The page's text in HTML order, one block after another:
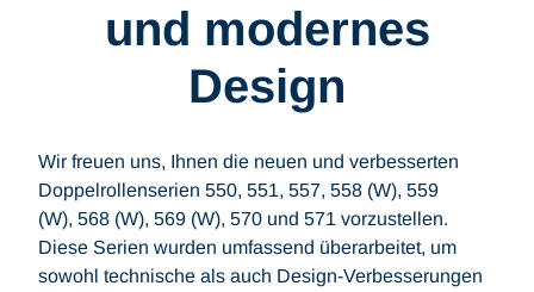
und modernes
Design
Wir freuen uns, Ihnen die neuen und verbesserten
Doppelrollenserien 550, 551, 557, 558 (W), 559
(W), 568 (W), 569 (W), 570 und 571 vorzustellen.
Diese Serien wurden umfassend überarbeitet, um
sowohl technische als auch Design-Verbesserungen